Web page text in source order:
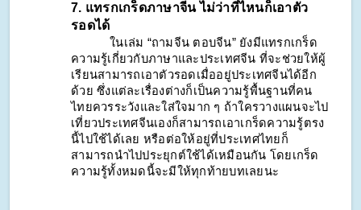
7. แทรกเกร็ดภาษาจีน ไม่ว่าที่ไหนก็เอาตัว
รอดได้
ในเล่ม “ถามจีน ตอบจีน” ยังมีแทรกเกร็ด
ความรู้เกี่ยวกับภาษาและประเทศจีน ที่จะช่วยให้ผู้
เรียนสามารถเอาตัวรอดเมื่ออยู่ประเทศจีนได้อีก
ด้วย ซึ่งแต่ละเรื่องต่างก็เป็นความรู้พื้นฐานที่คน
ไทยควรระวังและใส่ใจมาก ๆ ถ้าใครวางแผนจะไป
เที่ยวประเทศจีนเองก็สามารถเอาเกร็ดความรู้ตรง
นี้ไปใช้ได้เลย หรือต่อให้อยู่ที่ประเทศไทยก็
สามารถนำไปประยุกต์ใช้ได้เหมือนกัน โดยเกร็ด
ความรู้ทั้งหมดนี้จะมีให้ทุกท้ายบทเลยนะ